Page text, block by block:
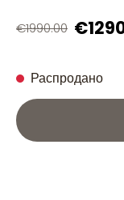
€1990.00
Распродано